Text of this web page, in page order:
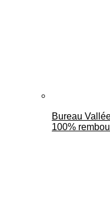
Bureau
100%